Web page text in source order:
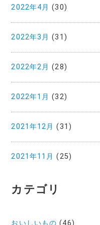
2022年4月 (30)
2022年3月 (31)
2022年2月 (28)
2022年1月 (32)
2021年12月 (31)
2021年11月 (25)
カテゴリ